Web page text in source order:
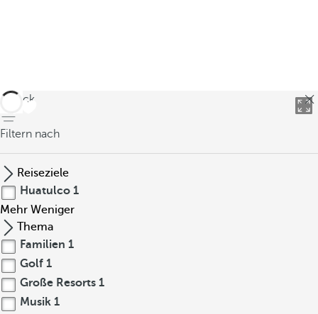
zurück
Filtern nach
Reiseziele
Huatulco 1
Mehr Weniger
Thema
Familien 1
Golf 1
Große Resorts 1
Musik 1